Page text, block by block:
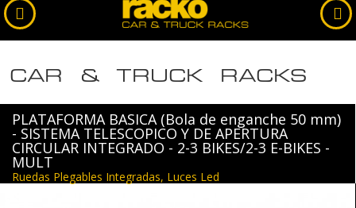
CAR & TRUCK RACKS
PLATAFORMA BASICA (Bola de enganche 50 mm)
- SISTEMA TELESCOPICO Y DE APERTURA
CIRCULAR INTEGRADO - 2-3 BIKES/2-3 E-BIKES -
MULT
Ruedas Plegables Integradas, Luces Led